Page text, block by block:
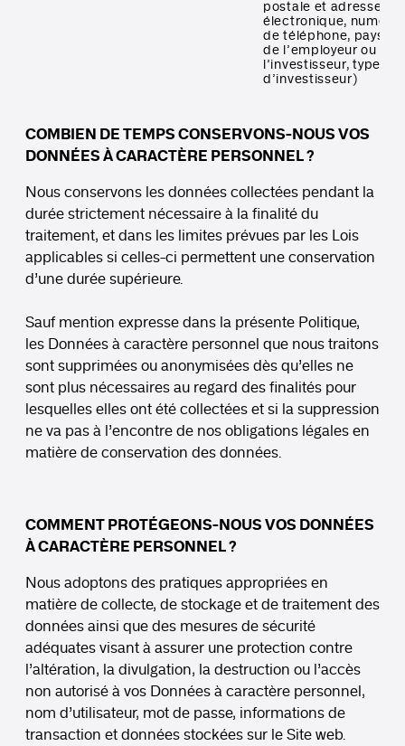
postale et adresse
électronique, numéro
de téléphone, pays,
de l’employeur ou de
l’investisseur, type
d’investisseur)
COMBIEN DE TEMPS CONSERVONS-NOUS VOS
DONNÉES À CARACTÈRE PERSONNEL ?
Nous conservons les données collectées pendant la
durée strictement nécessaire à la finalité du
traitement, et dans les limites prévues par les Lois
applicables si celles-ci permettent une conservation
d’une durée supérieure.
Sauf mention expresse dans la présente Politique,
les Données à caractère personnel que nous traitons
sont supprimées ou anonymisées dès qu’elles ne
sont plus nécessaires au regard des finalités pour
lesquelles elles ont été collectées et si la suppression
ne va pas à l’encontre de nos obligations légales en
matière de conservation des données.
COMMENT PROTÉGEONS-NOUS VOS DONNÉES
À CARACTÈRE PERSONNEL ?
Nous adoptons des pratiques appropriées en
matière de collecte, de stockage et de traitement des
données ainsi que des mesures de sécurité
adéquates visant à assurer une protection contre
l’altération, la divulgation, la destruction ou l’accès
non autorisé à vos Données à caractère personnel,
nom d’utilisateur, mot de passe, informations de
transaction et données stockées sur le Site web.